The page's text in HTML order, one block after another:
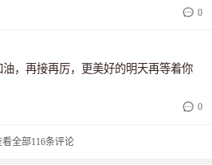
0
，再接再厉，更美好的明天再等着你
0
看全部116条评论